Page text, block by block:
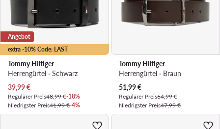
extra -10% Code: LAST
Angebot
Tommy Hilfiger
Herrengürtel · Schwarz
Aktueller Preis
39,99€
Regulärer Preis48,99 €-18%
Niedrigster Preis41,99 €-4%
Tommy Hilfiger
Herrengürtel · Braun
Aktueller Preis
51,99€
Regulärer Preis64,99 €
Niedrigster Preis47,99 €